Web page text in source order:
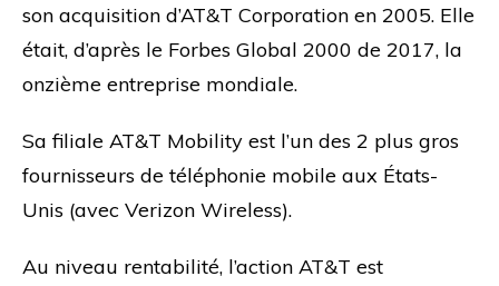
son acquisition d’AT&T Corporation en 2005. Elle
était, d’après le Forbes Global 2000 de 2017, la
onzième entreprise mondiale.
Sa filiale AT&T Mobility est l’un des 2 plus gros
fournisseurs de téléphonie mobile aux États-
Unis (avec Verizon Wireless).
Au niveau rentabilité, l’action AT&T est